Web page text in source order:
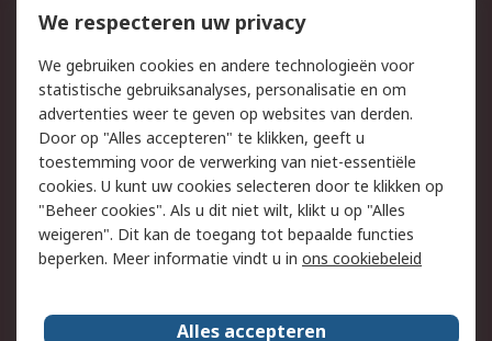
Bestellen
Inkoopoplossingen
Track & Trace
Wettelijk
Cookiebeleid
Email veiligheid
Privacybeleid
Websitevoorwaarden
Algemene
verkoopvoorwaarden
Over RS
We respecteren uw privacy
We gebruiken cookies en andere technologieën voor
statistische gebruiksanalyses, personalisatie en om
advertenties weer te geven op websites van derden.
Door op "Alles accepteren" te klikken, geeft u
toestemming voor de verwerking van niet-essentiële
cookies. U kunt uw cookies selecteren door te klikken op
"Beheer cookies". Als u dit niet wilt, klikt u op "Alles
weigeren". Dit kan de toegang tot bepaalde functies
beperken. Meer informatie vindt u in ons cookiebeleid
Alles accepteren